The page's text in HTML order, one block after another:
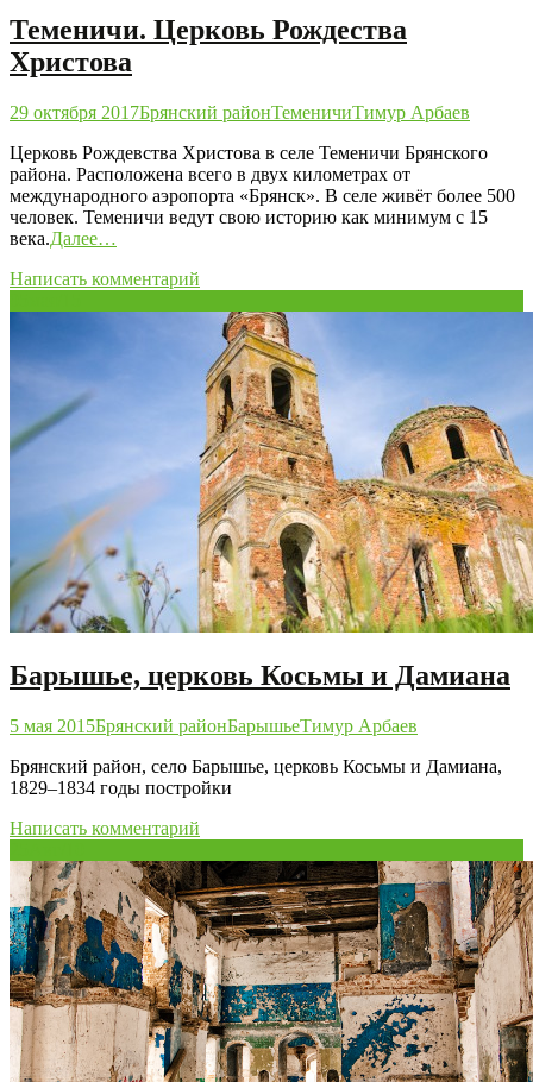
Теменичи. Церковь Рождества
Христова
29 октября 2017Брянский районТеменичиТимур Арбаев
Церковь Рождевства Христова в селе Теменичи Брянского
района. Расположена всего в двух километрах от
международного аэропорта «Брянск». В селе живёт более 500
человек. Теменичи ведут свою историю как минимум с 15
века.Далее…
Написать комментарий
Барышье, церковь Косьмы и Дамиана
5 мая 2015Брянский районБарышьеТимур Арбаев
Брянский район, село Барышье, церковь Косьмы и Дамиана,
1829–1834 годы постройки
Написать комментарий